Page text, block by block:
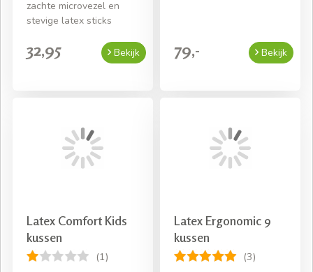
zachte microvezel en
stevige latex sticks
32,95 Bekijk 79,- Bekijk
Latex Comfort Kids
kussen
(1)
Latex Ergonomic 9
kussen
(3)